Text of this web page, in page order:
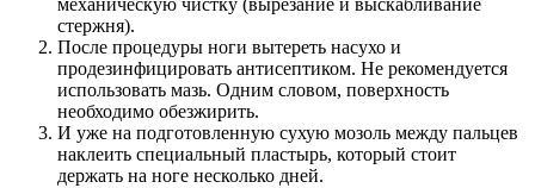
механическую чистку (вырезание и выскабливание
стержня).
После процедуры ноги вытереть насухо и
продезинфицировать антисептиком. Не рекомендуется
использовать мазь. Одним словом, поверхность
необходимо обезжирить.
И уже на подготовленную сухую мозоль между пальцев
наклеить специальный пластырь, который стоит
держать на ноге несколько дней.